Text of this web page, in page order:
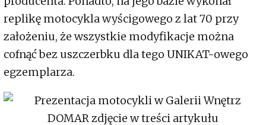
replikę motocykla wyścigowego z lat 70 przy
założeniu, że wszystkie modyfikacje można
cofnąć bez uszczerbku dla tego UNIKAT-owego
egzemplarza.